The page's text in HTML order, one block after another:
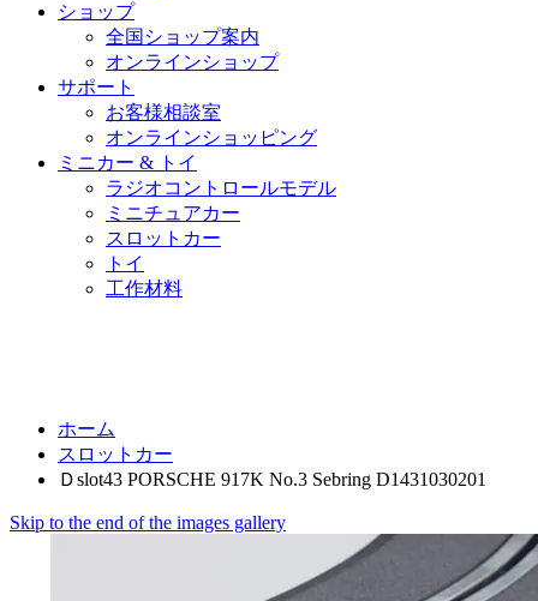
ショップ
全国ショップ案内
オンラインショップ
サポート
お客様相談室
オンラインショッピング
ミニカー & トイ
ラジオコントロールモデル
ミニチュアカー
スロットカー
トイ
工作材料
ホーム
スロットカー
Ｄslot43 PORSCHE 917K No.3 Sebring D1431030201
Skip to the end of the images gallery